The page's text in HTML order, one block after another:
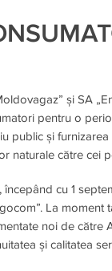
și SA
pentru o
public și
naturale către cei
începând cu 1
La
noi de către
și calitatea